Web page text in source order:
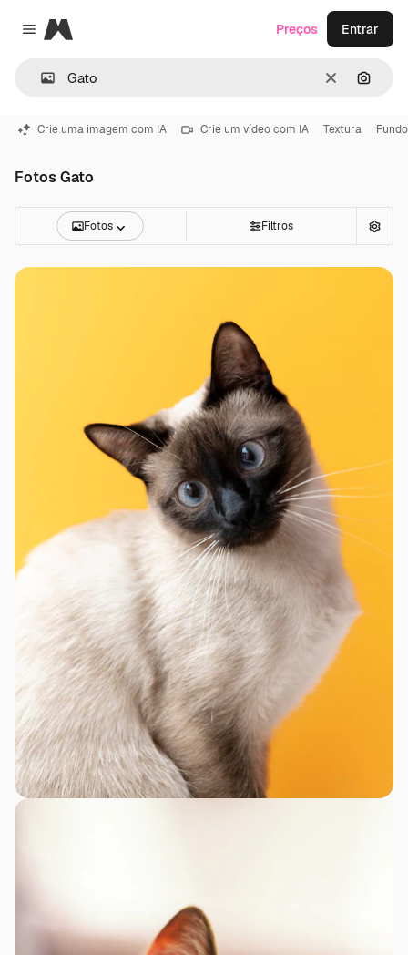
Close menu
Magnific
Limpar
Preços Entrar
Crie uma imagem com IA Crie um vídeo com IA Textura Fundo
Fotos Gato
Fotos Filtros